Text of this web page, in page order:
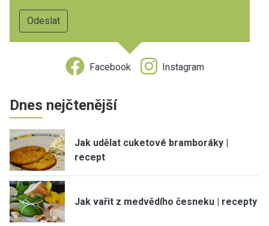
Facebook Instagram
Dnes nejčtenější
Jak udělat cuketové bramboráky |
recept
Jak vařit z medvědího česneku | recepty